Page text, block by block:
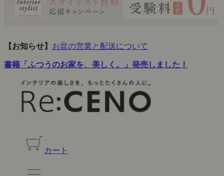
【お知らせ】 お盆の営業と配送について
書籍「ふつうのお家を、美しく。」発売しました！
カート